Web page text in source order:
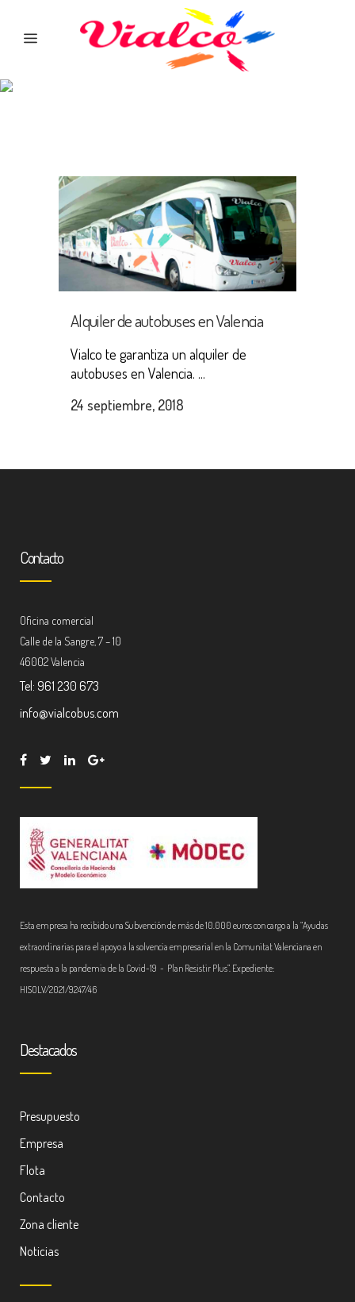
Alquiler de autobuses en Valencia
Vialco te garantiza un alquiler de
autobuses en Valencia. ...
24 septiembre, 2018
Contacto
Oficina comercial
Calle de la Sangre, 7 – 10
46002 Valencia
Tel: 961 230 673
info@vialcobus.com
Esta empresa ha recibido una Subvención de más de 10.000 euros con cargo a la “Ayudas
extraordinarias para el apoyo a la solvencia empresarial en la Comunitat Valenciana en
respuesta a la pandemia de la Covid-19 - Plan Resistir Plus”. Expediente:
HISOLV/2021/9247/46
Destacados
Presupuesto
Empresa
Flota
Contacto
Zona cliente
Noticias